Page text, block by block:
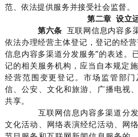
范、依法提供服务并接受社会监督。
第二章 设立
第六条 互联网信息内容多
依法办理经营主体登记，登记的经
信息内容多渠道分发服务”的表述。
记的相关服务机构，应当自本规定
经营范围变更登记。市场监管部
信、公安、文化和旅游、广播电视
共享。
互联网信息内容多渠道分发
文化活动、网络表演经纪活动、网